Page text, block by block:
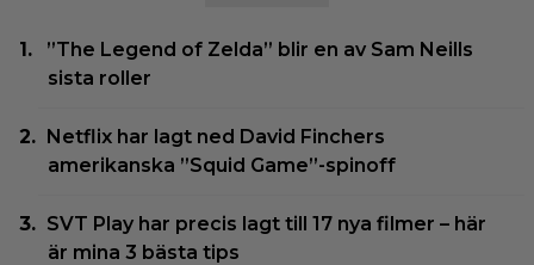
”The Legend of Zelda” blir en av Sam Neills
sista roller
Netflix har lagt ned David Finchers
amerikanska ”Squid Game”-spinoff
SVT Play har precis lagt till 17 nya filmer – här
är mina 3 bästa tips